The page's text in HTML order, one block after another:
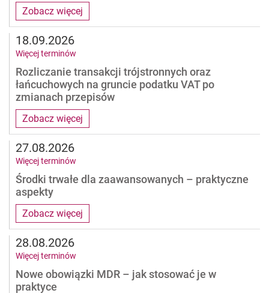
Zobacz więcej
Zobacz więcej
Rozliczanie transakcji trójstronnych oraz
łańcuchowych na gruncie podatku VAT po
zmianach przepisów
18.09.2026
Więcej terminów
Zobacz więcej
Środki trwałe dla zaawansowanych – praktyczne
aspekty
27.08.2026
Więcej terminów
Nowe obowiązki MDR – jak stosować je w
praktyce
28.08.2026
Więcej terminów